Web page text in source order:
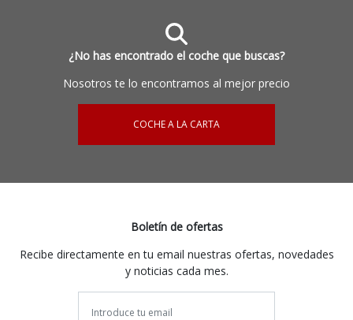
¿No has encontrado el coche que buscas?
Nosotros te lo encontramos al mejor precio
COCHE A LA CARTA
Boletín de ofertas
Recibe directamente en tu email nuestras ofertas, novedades
y noticias cada mes.